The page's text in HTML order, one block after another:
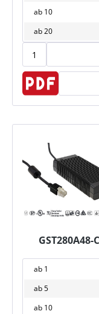
ab 10
ab20
GST280A48-
ab 1
ab5
ab 10